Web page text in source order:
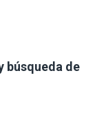
búsqueda de